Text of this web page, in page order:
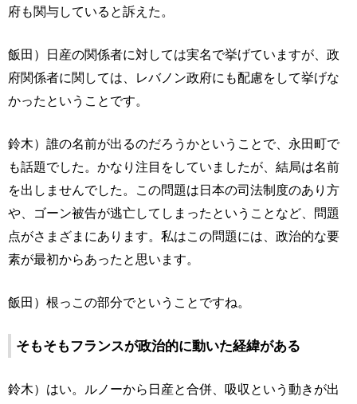
府も関与していると訴えた。
飯田）日産の関係者に対しては実名で挙げていますが、政
府関係者に関しては、レバノン政府にも配慮をして挙げな
かったということです。
鈴木）誰の名前が出るのだろうかということで、永田町で
も話題でした。かなり注目をしていましたが、結局は名前
を出しませんでした。この問題は日本の司法制度のあり方
や、ゴーン被告が逃亡してしまったということなど、問題
点がさまざまにあります。私はこの問題には、政治的な要
素が最初からあったと思います。
飯田）根っこの部分でということですね。
そもそもフランスが政治的に動いた経緯がある
鈴木）はい。ルノーから日産と合併、吸収という動きが出